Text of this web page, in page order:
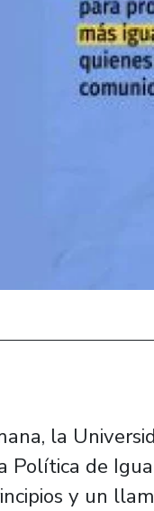
la
Política de
y un